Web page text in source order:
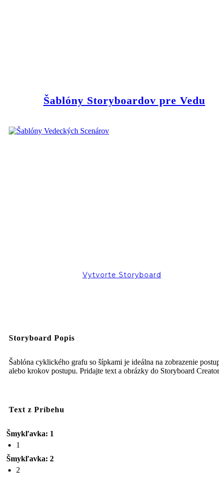
Šablóny Storyboardov pre Vedu
Vytvorte Storyboard
Storyboard Popis
Šablóna cyklického grafu so šípkami je ideálna na zobrazenie
alebo krokov postupu. Pridajte text a obrázky do Storyboard Creator
Text z Príbehu
Šmykľavka: 1
1
Šmykľavka: 2
2